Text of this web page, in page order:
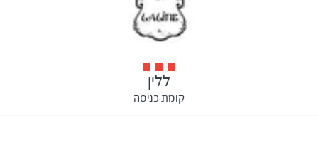
ללין
קומת כניסה